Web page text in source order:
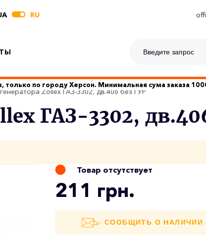
RU
только по городу Херсон. Минимальная сума заказа
Zollex ГАЗ-3302, дв.406 без ГУР
ГАЗ-3302,
Товар отсутствует
211 грн.
СООБЩИТЬ О НАЛИЧИИ